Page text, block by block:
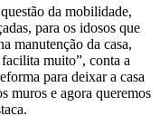
da mobilidade,
para os idosos que
manutenção da casa,
muito”, conta a
para deixar a casa
muros e agora queremos